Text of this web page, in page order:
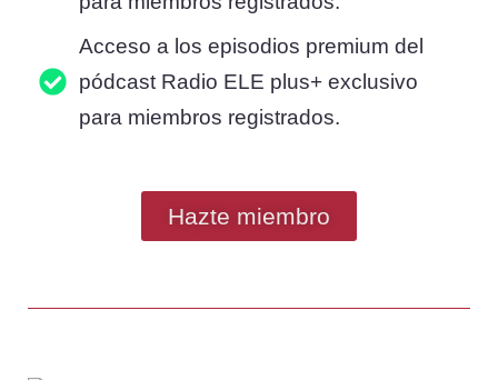
Acceso a los episodios premium del
pódcast Radio ELE plus+ exclusivo
para miembros registrados.
Hazte miembro